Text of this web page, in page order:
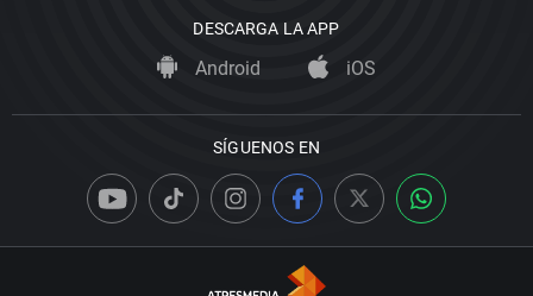
DESCARGA LA APP
Android iOS
SÍGUENOS EN